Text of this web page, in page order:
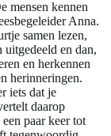
mensen kennen
Anna.
samen lezen,
en dan,
en herkennen
herinneringen.
iets dat je
daarop
paar keer tot